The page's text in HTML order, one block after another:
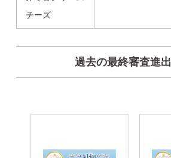
チーズ
過去の最終審査進